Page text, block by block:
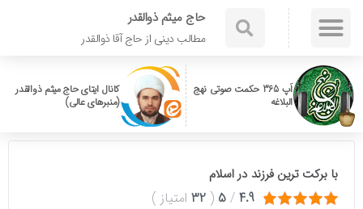
حاج میثم ذوالقدر
مطالب دینی از حاج آقا ذوالقدر
اَپ 365 حکمت صوتی نهج
البلاغه
کانال ایتای حاج میثم ذوالقدر
(منبرهای عالی)
با برکت ترین فرزند در اسلام
4.9
/
5
(
32 امتیاز)